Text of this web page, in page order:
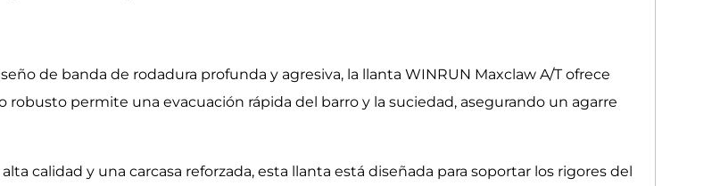
de banda de rodadura profunda y agresiva, la llanta WINRUN Maxclaw A/T ofrece
permite una evacuación rápida del barro y la suciedad, asegurando un agarre
calidad y una carcasa reforzada, esta llanta está diseñada para soportar los rigores del